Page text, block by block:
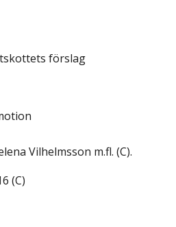
förslag
Vilhelmsson m.fl. (C).
(C)